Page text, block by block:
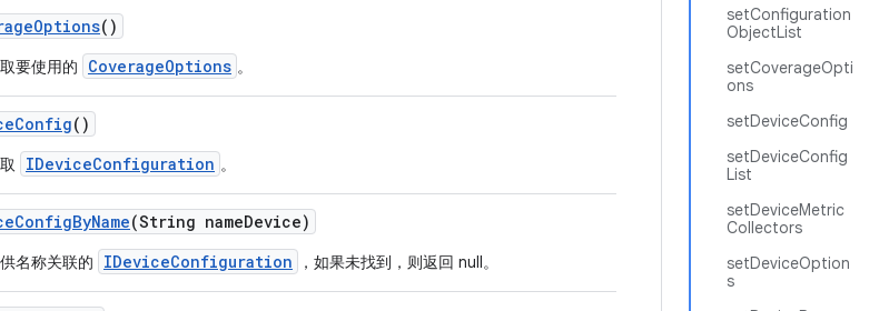
setConfiguration
ObjectList
setCoverageOpti
ons
setDeviceConfig
setDeviceConfig
List
setDeviceMetric
Collectors
setDeviceOption
s
Options()
要使用的 CoverageOptions 。
Config()
IDeviceConfiguration 。
ConfigByName(String nameDevice)
名称关联的 IDeviceConfiguration ，如果未找到，则返回 null。